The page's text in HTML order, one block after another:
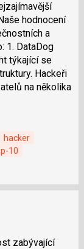
hodnocení
a
1. DataDog
týkající se
Hackeři
na několika
hacker
10
zabývající